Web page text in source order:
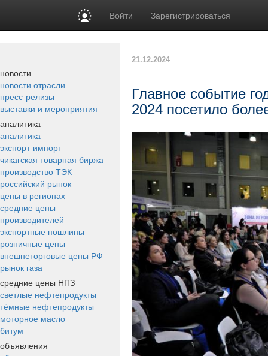
Войти Зарегистрироваться
новости
новости отрасли
пресс-релизы
выставки и мероприятия
аналитика
аналитика
экспорт-импорт
чикагская товарная биржа
производство ТЭК
российский рынок
цены в регионах
средние цены
производителей
экспортные пошлины
розничные цены
внешнеторговые цены РФ
рынок газа
средние цены НПЗ
светлые нефтепродукты
тёмные нефтепродукты
моторное масло
битум
объявления
21.12.2024
Главное событие
2024 посетило